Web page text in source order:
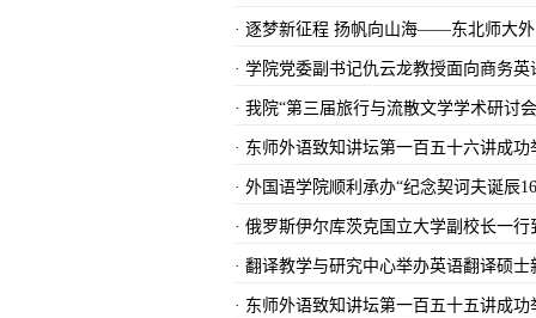
· 逐梦新征程 扬帆向山海——东北师大
· 学院党委副书记仇云龙教授面向商务
· 我院“第三届旅行与流散文学学术研讨
· 东师外语致知讲坛第一百五十六讲成功
· 外国语学院顺利承办“纪念契诃夫诞辰
· 俄罗斯伊尔库茨克国立大学副校长一
· 翻译教学与研究中心举办英语翻译硕
· 东师外语致知讲坛第一百五十五讲成功